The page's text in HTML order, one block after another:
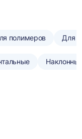
полимеров Для